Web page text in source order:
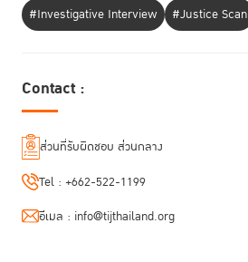
#Investigative Interview
#Justice Scan
Contact :
ส่วนที่รับผิดชอบ ส่วนกลาง
Tel : +662-522-1199
อีเมล : info@tijthailand.org